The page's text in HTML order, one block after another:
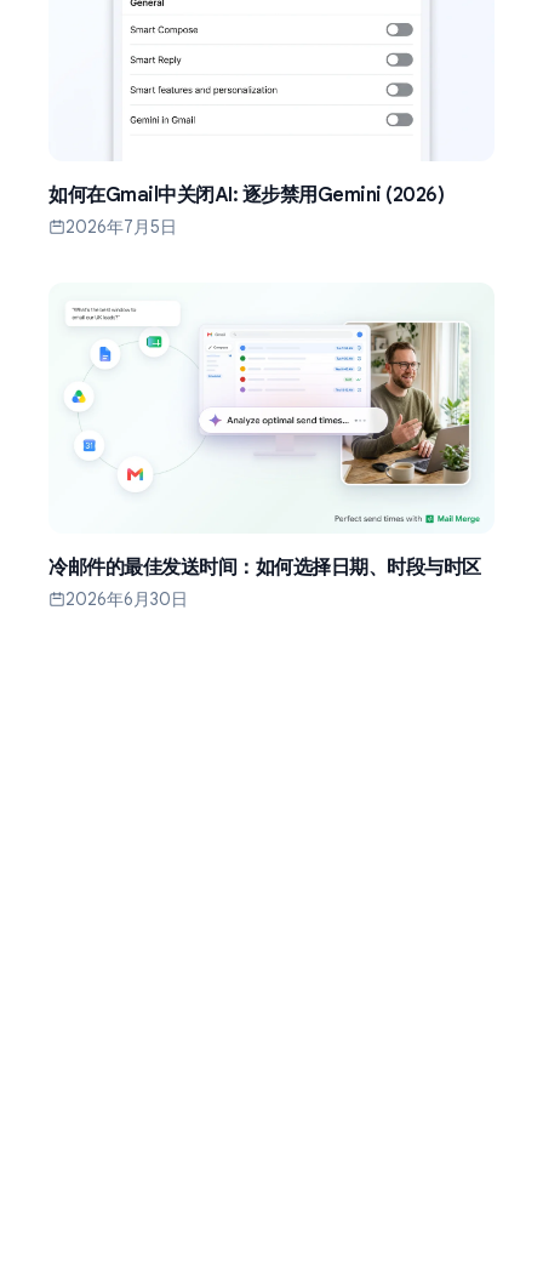
如何在Gmail中关闭AI: 逐步禁用Gemini (2026)
2026年7月5日
冷邮件的最佳发送时间：如何选择日期、时段与时区
2026年6月30日